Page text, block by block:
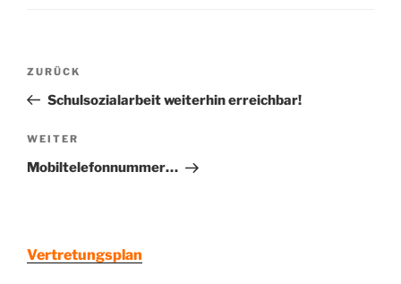
Beitragsnavigation
Vorheriger
Beitrag
ZURÜCK
Schulsozialarbeit weiterhin erreichbar!
Nächster
Beitrag
WEITER
Mobiltelefonnummer…
Vertretungsplan